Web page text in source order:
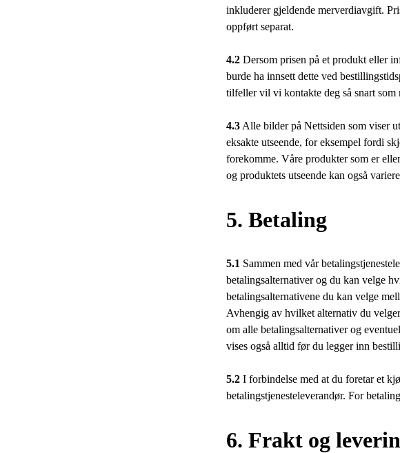
inkluderer gjeldende merverdiavgift.
oppført separat.
4.2 Dersom prisen på et produkt eller
burde ha innsett dette ved
tilfeller vil vi kontakte deg så snart
4.3 Alle bilder på Nettsiden som viser
eksakte utseende, for eksempel fordi
forekomme. Våre produkter som er
og produktets utseende kan også
5. Betaling
5.1 Sammen med vår
betalingsalternativer og du kan velge
betalingsalternativene du kan velge
Avhengig av hvilket alternativ du
om alle betalingsalternativer og
vises også alltid før du legger inn
5.2 I forbindelse med at du foretar et
betalingstjenesteleverandør. For
6. Frakt og